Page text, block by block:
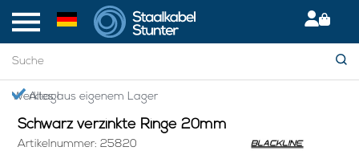
Werktag!
Alles aus eigenem Lager
Startseite > Schwarz verzinkte Ringe 20mm
Schwarz verzinkte Ringe 20mm
Artikelnummer: 25820